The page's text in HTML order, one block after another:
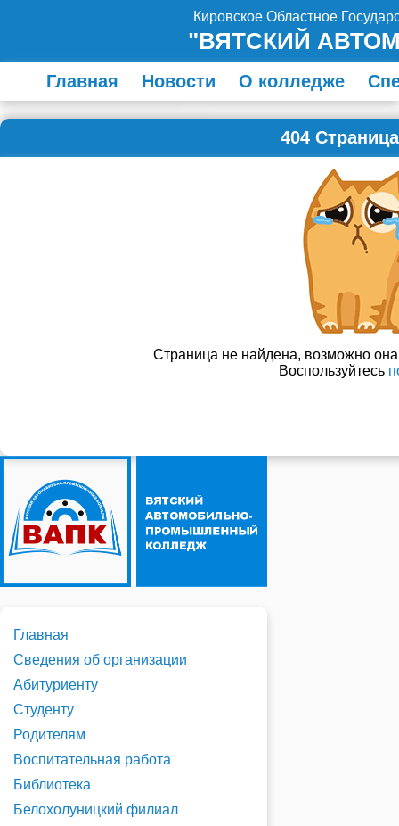
Кировское Областное
"ВЯТСКИЙ
Главная Новости О колледже
404
Страница не найдена, возможно
Воспользуйтесь
Главная
Сведения об организации
Абитуриенту
Студенту
Родителям
Воспитательная работа
Библиотека
Белохолуницкий филиал